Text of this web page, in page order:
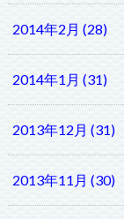
2014年2月 (28)
2014年1月 (31)
2013年12月 (31)
2013年11月 (30)